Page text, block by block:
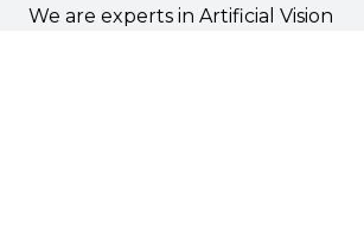
We are experts in Artificial Vision